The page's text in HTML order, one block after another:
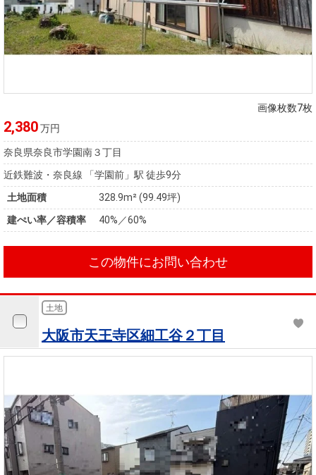
購入向け
サービス
住宅ロー
ンシミュ
住まい1プ
ラス（お
住まいと
暮らしの
税金の本
（電子ブ
ック）
ド
ラム）
住まいと
ック）
売却ガイ
画像枚数7枚
2,380万円
奈良県奈良市学園南３丁目
近鉄難波・奈良線 「学園前」駅 徒歩9分
土地面積
328.9m² (99.49坪)
建ぺい率／容積率
40%／60%
この物件にお問い合わせ
土地
大阪市天王寺区細工谷２丁目